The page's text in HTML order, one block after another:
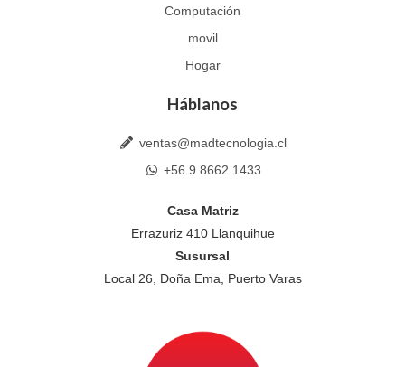
Computación
movil
Hogar
Háblanos
ventas@madtecnologia.cl
+56 9 8662 1433
Casa Matriz
Errazuriz 410 Llanquihue
Susursal
Local 26, Doña Ema, Puerto Varas